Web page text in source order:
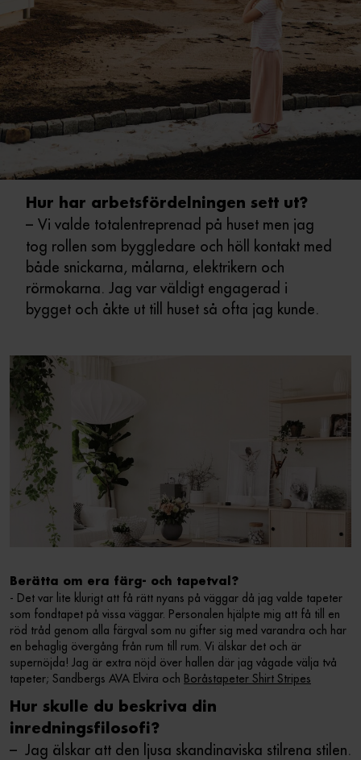
Hur har arbetsfördelningen sett ut?
– Vi valde totalentreprenad på huset men jag
tog rollen som byggledare och höll kontakt med
både snickarna, målarna, elektrikern och
rörmokarna. Jag var väldigt engagerad i
bygget och åkte ut till huset så ofta jag kunde.
Berätta om era färg- och tapetval?
- Det var lite klurigt att få rätt nyans på väggar då jag valde tapeter
som fondtapet på vissa väggar. Personalen hjälpte mig att få till en
röd tråd genom alla färgval som nu gifter sig med varandra och har
en behaglig övergång från rum till rum. Vi älskar det och är
supernöjda! Jag är extra nöjd över hallen där jag vågade välja två
tapeter; Sandbergs AVA Elvira och Boråstapeter Shirt Stripes
Hur skulle du beskriva din
inredningsfilosofi?
– Jag älskar att den ljusa skandinaviska stilrena stilen.